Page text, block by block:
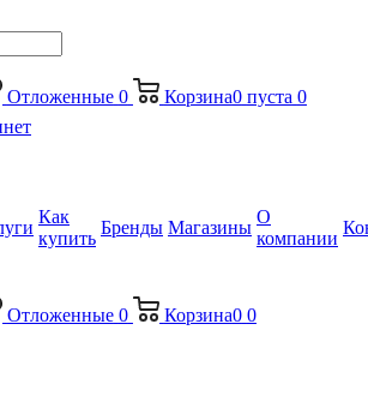
Отложенные 0 Корзина0 пуста 0
Как
купить
Бренды Магазины
О
компании
Отложенные 0 Корзина0 0